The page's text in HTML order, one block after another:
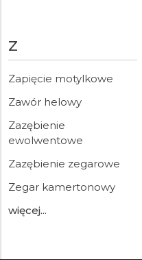
Z
Zapięcie motylkowe
Zawór helowy
Zazębienie
ewolwentowe
Zazębienie zegarowe
Zegar kamertonowy
więcej...